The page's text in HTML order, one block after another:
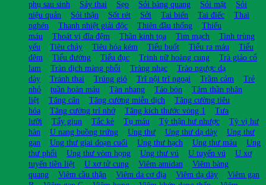
phụ sau sinh
Sảy thai Sẹo Sỏi bàng quang Sỏi mật
Sỏi
niệu quản
Sỏi thận Sốt rét Sởi Tai biến Tai điếc
Thai
nghén
Thanh nhiệt giải độc Thiên đầu thống
Thiếu
máu
Thoát vị đĩa đệm Thần kinh tọa Tim mạch
Tinh trùng
yếu
Tiêu chảy Tiêu hóa kém Tiểu buốt Tiểu ra máu
Tiểu
đêm
Tiểu đường Tiểu đục Trinh nữ hoàng cung
Trà giảo cổ
lam
Tràn dịch màng phổi Tràng nhạc
Trào ngược dạ
dày
Tránh thai Trúng gió Trĩ nội trĩ ngoại Trầm cảm
Trẻ
nhỏ
tuần hoàn máu Tàn nhang Táo bón
Tâm thần phân
liệt
Tăng cân Tăng cường miễn dịch
Tăng cường tiêu
hóa
Tăng cường trí nhớ Tăng kích thước vòng 1
Tưa
lưỡi
Tẩy giun Tắc kè Tụ máu Tỳ thận hư nhược
Tỳ vị hư
hàn
U nang buồng trứng Ung thư Ung thư dạ dày
Ung thư
gan
Ung thư giai đoạn cuối Ung thư hạch Ung thư máu
Ung
thư phổi
Ung thư vòm họng Ung thư vú U tuyến vú
U xơ
tuyến tiền liệt
U xơ tử cung Viêm amidan
Viêm bàng
quang
Viêm cầu thận Viêm da cơ địa Viêm dạ dày
Viêm gan